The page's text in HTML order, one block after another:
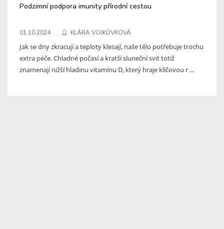
Podzimní podpora imunity přírodní cestou
01.10.2024 KLÁRA VOJKŮVKOVÁ
Jak se dny zkracují a teploty klesají, naše tělo potřebuje trochu
extra péče. Chladné počasí a kratší sluneční svit totiž
znamenají nižší hladinu vitamínu D, který hraje klíčovou r ...